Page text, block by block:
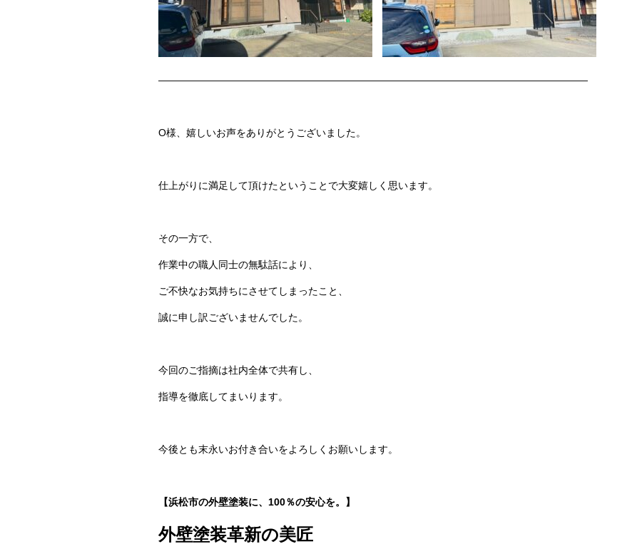
———————————————————————————————————————————
O様、嬉しいお声をありがとうございました。
仕上がりに満足して頂けたということで大変嬉しく思います。
その一方で、
作業中の職人同士の無駄話により、
ご不快なお気持ちにさせてしまったこと、
誠に申し訳ございませんでした。
今回のご指摘は社内全体で共有し、
指導を徹底してまいります。
今後とも末永いお付き合いをよろしくお願いします。
【浜松市の外壁塗装に、100％の安心を。】
外壁塗装革新の美匠